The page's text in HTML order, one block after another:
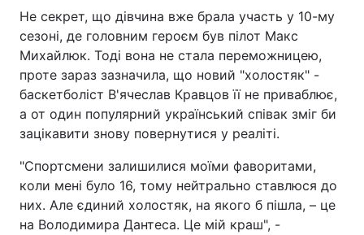
Не секрет, що дівчина вже брала участь у 10-му
сезоні, де головним героєм був пілот Макс
Михайлюк. Тоді вона не стала переможницею,
проте зараз зазначила, що новий "холостяк" -
баскетболіст В'ячеслав Кравцов її не приваблює,
а от один популярний український співак зміг би
зацікавити знову повернутися у реаліті.
"Спортсмени залишилися моїми фаворитами,
коли мені було 16, тому нейтрально ставлюся до
них. Але єдиний холостяк, на якого б пішла, – це
на Володимира Дантеса. Це мій краш", -